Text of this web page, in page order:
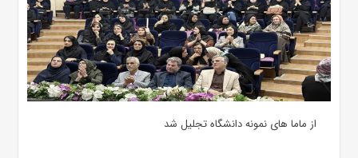
از ماما های نمونه دانشگاه تجلیل شد